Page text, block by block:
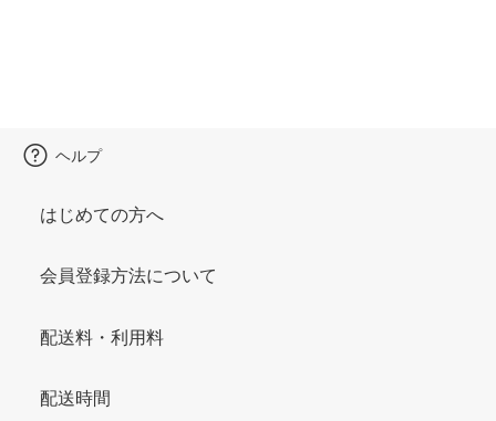
ヘルプ
はじめての方へ
会員登録方法について
配送料・利用料
配送時間